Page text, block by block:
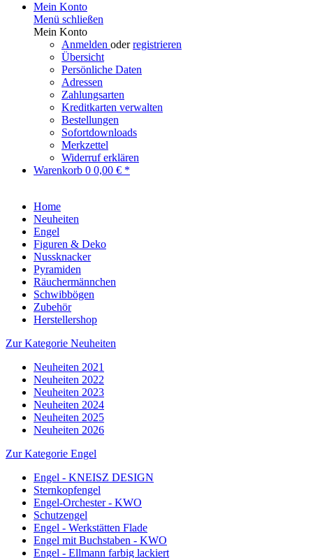
Mein Konto
Menü schließen
Mein Konto
Anmelden oderregistrieren
Übersicht
Persönliche Daten
Adressen
Zahlungsarten
Kreditkarten verwalten
Bestellungen
Sofortdownloads
Merkzettel
Widerruf erklären
Warenkorb 0 0,00 € *
Home
Neuheiten
Engel
Figuren & Deko
Nussknacker
Pyramiden
Räuchermännchen
Schwibbögen
Zubehör
Herstellershop
Zur Kategorie Neuheiten
Neuheiten 2021
Neuheiten 2022
Neuheiten 2023
Neuheiten 2024
Neuheiten 2025
Neuheiten 2026
Zur Kategorie Engel
Engel - KNEISZ DESIGN
Sternkopfengel
Engel-Orchester - KWO
Schutzengel
Engel - Werkstätten Flade
Engel mit Buchstaben - KWO
Engel - Ellmann farbig lackiert